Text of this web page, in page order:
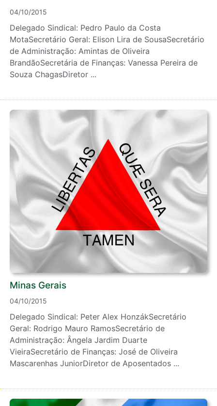
04/10/2015
Delegado Sindical: Pedro Paulo da Costa
MotaSecretário Geral: Elison Lira de SousaSecretário
de Administração: Amintas de Oliveira
BrandãoSecretária de Finanças: Vanessa Pereira de
Souza ChagasDiretor ...
Minas Gerais
04/10/2015
Delegado Sindical: Peter Alex HonzákSecretário
Geral: Rodrigo Mauro RamosSecretário de
Administração: Ângela Jardim Duarte
VieiraSecretário de Finanças: José de Oliveira
Mascarenhas JuniorDiretor de Aposentados ...